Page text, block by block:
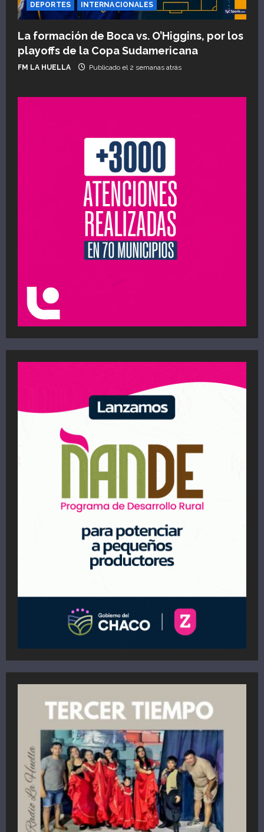
DEPORTES INTERNACIONALES
La formación de Boca vs. O’Higgins, por los
playoffs de la Copa Sudamericana
FM LA HUELLA Publicado el 2 semanas atrás